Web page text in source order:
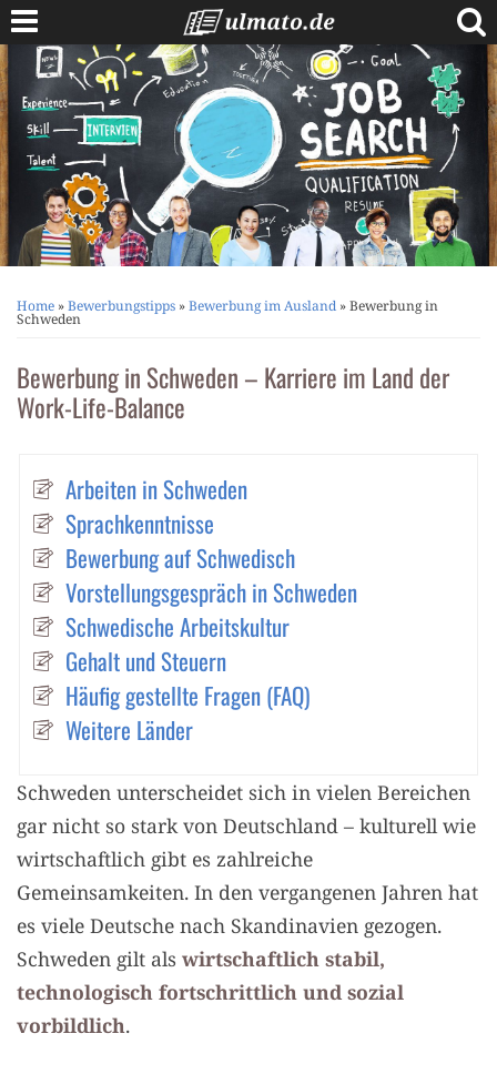
to
content
Berufe A bis Z
Anschreiben
Lebenslauf
Bewerbungstipps
Vorstellungsgespräch
Home »Bewerbungstipps »Bewerbung im Ausland »Bewerbung in
Schweden
Bewerbung in Schweden – Karriere im Land der
Work-Life-Balance
Arbeiten in Schweden
Sprachkenntnisse
Bewerbung auf Schwedisch
Vorstellungsgespräch in Schweden
Schwedische Arbeitskultur
Gehalt und Steuern
Häufig gestellte Fragen (FAQ)
Weitere Länder
Schweden unterscheidet sich in vielen Bereichen
gar nicht so stark von Deutschland – kulturell wie
wirtschaftlich gibt es zahlreiche
Gemeinsamkeiten. In den vergangenen Jahren hat
es viele Deutsche nach Skandinavien gezogen.
Schweden gilt als wirtschaftlich stabil,
technologisch fortschrittlich und sozial
vorbildlich.